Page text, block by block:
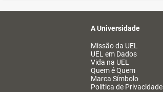
A Universidade
Missão da UEL
UEL em Dados
Vida na UEL
Quem é Quem
Marca Símbolo
Política de Privacidade